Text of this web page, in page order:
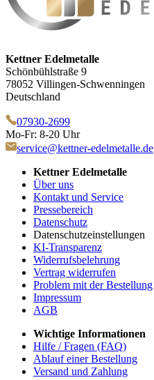
Kettner Edelmetalle
Schönbühlstraße 9
78052 Villingen-Schwenningen
Deutschland
07930-2699
Mo-Fr: 8-20 Uhr
service@kettner-edelmetalle.de
Kettner Edelmetalle
Über uns
Kontakt und Service
Pressebereich
Datenschutz
Datenschutzeinstellungen
KI-Transparenz
Widerrufsbelehrung
Vertrag widerrufen
Problem mit der Bestellung
Impressum
AGB
Wichtige Informationen
Hilfe / Fragen (FAQ)
Ablauf einer Bestellung
Versand und Zahlung